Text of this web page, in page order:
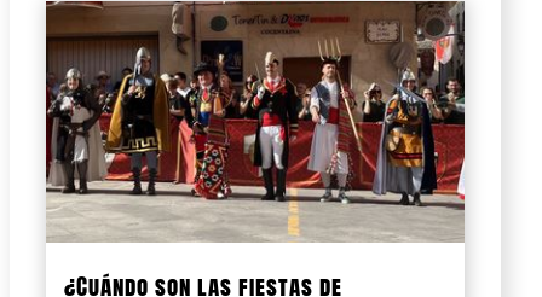
¿Cuándo son las fiestas de